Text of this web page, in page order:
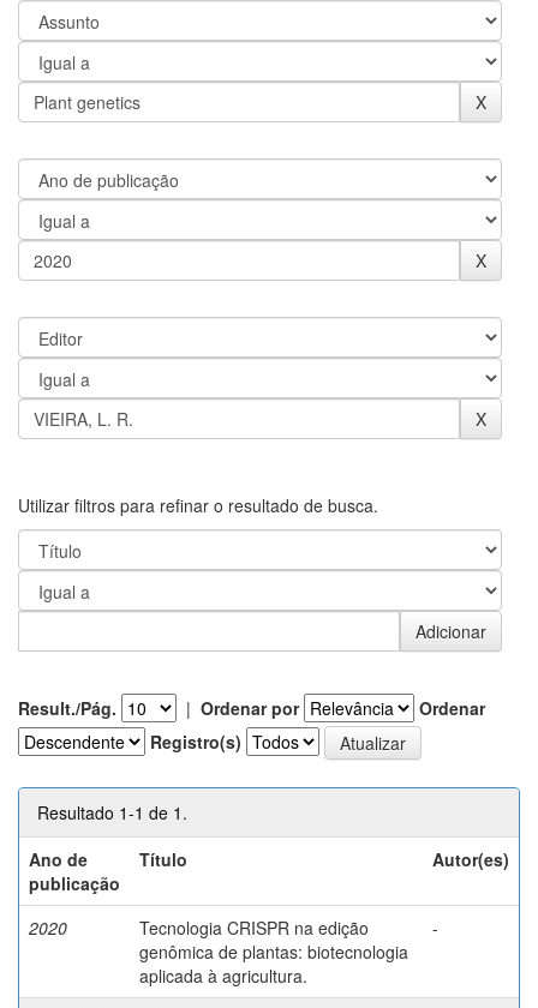
Utilizar filtros para refinar o resultado de busca.
Result./Pág. | Ordenar por
Ordenar
Registro(s)
Resultado 1-1 de 1.
Ano de
publicação
Título Autor(es)
2020
Tecnologia CRISPR na edição
genômica de plantas: biotecnologia
aplicada à agricultura.
-